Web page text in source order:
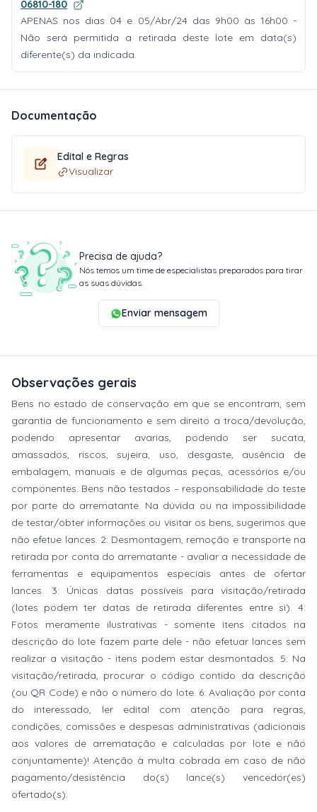
06810-180
APENAS nos dias 04 e 05/Abr/24 das 9h00 às 16h00 -
Não será permitida a retirada deste lote em data(s)
diferente(s) da indicada.
Documentação
Edital e Regras
Visualizar
Precisa de ajuda?
Nós temos um time de especialistas preparados para tirar
as suas dúvidas.
Enviar mensagem
Observações gerais
Bens no estado de conservação em que se encontram, sem
garantia de funcionamento e sem direito a troca/devolução,
podendo apresentar avarias, podendo ser sucata,
amassados, riscos, sujeira, uso, desgaste, ausência de
embalagem, manuais e de algumas peças, acessórios e/ou
componentes. Bens não testados – responsabilidade do teste
por parte do arrematante. Na dúvida ou na impossibilidade
de testar/obter informações ou visitar os bens, sugerimos que
não efetue lances. 2: Desmontagem, remoção e transporte na
retirada por conta do arrematante - avaliar a necessidade de
ferramentas e equipamentos especiais antes de ofertar
lances. 3: Únicas datas possíveis para visitação/retirada
(lotes podem ter datas de retirada diferentes entre si). 4:
Fotos meramente ilustrativas - somente itens citados na
descrição do lote fazem parte dele - não efetuar lances sem
realizar a visitação - itens podem estar desmontados. 5: Na
visitação/retirada, procurar o código contido da descrição
(ou QR Code) e não o número do lote. 6: Avaliação por conta
do interessado, ler edital com atenção para regras,
condições, comissões e despesas administrativas (adicionais
aos valores de arrematação e calculadas por lote e não
conjuntamente)! Atenção à multa cobrada em caso de não
pagamento/desistência do(s) lance(s) vencedor(es)
ofertado(s).